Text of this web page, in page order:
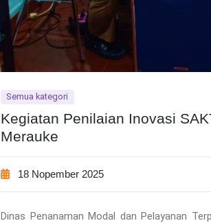
Semua kategori
Kegiatan Penilaian Inovasi
Merauke
18 Nopember 2025
Dinas Penanaman Modal dan Pelayanan